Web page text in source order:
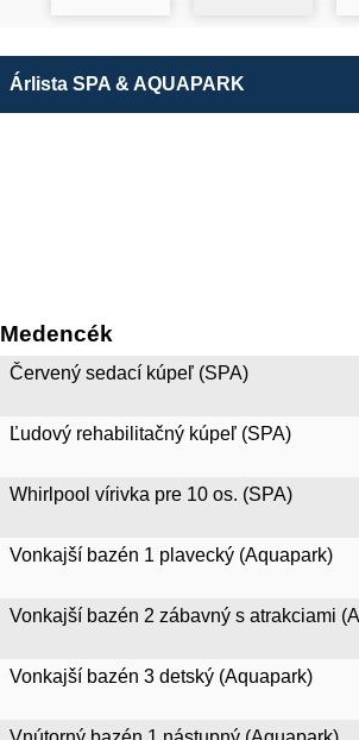
Árlista SPA & AQUAPARK
Medencék
Červený sedací kúpeľ (SPA)
Ľudový rehabilitačný kúpeľ (SPA)
Whirlpool vírivka pre 10 os. (SPA)
Vonkajší bazén 1 plavecký (Aquapark)
Vonkajší bazén 2 zábavný s atrakciami
Vonkajší bazén 3 detský (Aquapark)